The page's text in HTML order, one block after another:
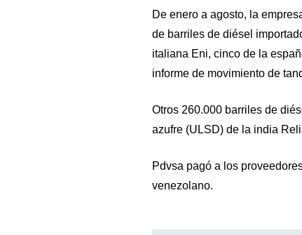
De enero a agosto, la
de barriles de diésel
italiana Eni, cinco de la
informe de movimiento de
Otros 260.000 barriles de
azufre (ULSD) de la india
Pdvsa pagó a los
venezolano.